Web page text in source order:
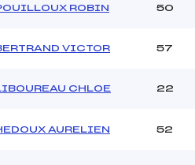
1
départ :
:
ROBIN 50
VICTOR 57
CHLOE 22
AURELIEN 52